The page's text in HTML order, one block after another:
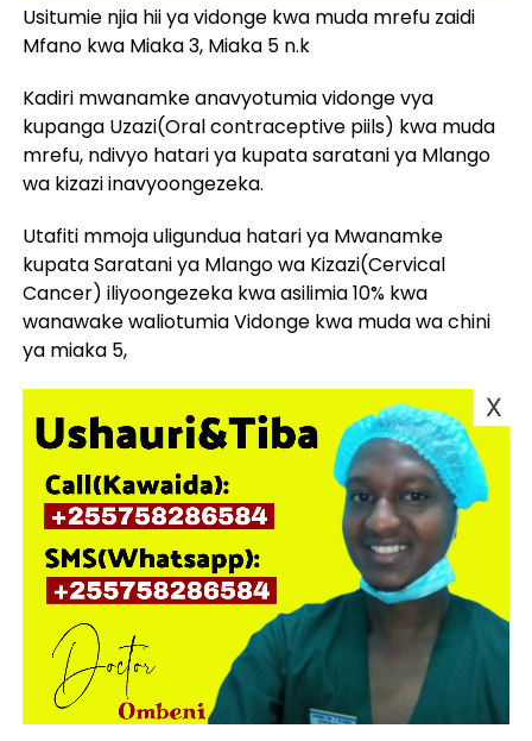
Usitumie njia hii ya vidonge kwa muda mrefu zaidi
Mfano kwa Miaka 3, Miaka 5 n.k
Kadiri mwanamke anavyotumia vidonge vya
kupanga Uzazi(Oral contraceptive piils) kwa muda
mrefu, ndivyo hatari ya kupata saratani ya Mlango
wa kizazi inavyoongezeka.
Utafiti mmoja uligundua hatari ya Mwanamke
kupata Saratani ya Mlango wa Kizazi(Cervical
Cancer) iliyoongezeka kwa asilimia 10% kwa
wanawake waliotumia Vidonge kwa muda wa chini
ya miaka 5,